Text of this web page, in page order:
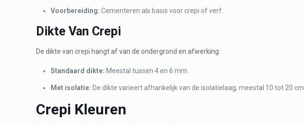
Voorbereiding: Cementeren als basis voor crepi of verf.
Dikte Van Crepi
De dikte van crepi hangt af van de ondergrond en afwerking:
Standaard dikte: Meestal tussen 4 en 6 mm.
Met isolatie: De dikte varieert afhankelijk van de isolatielaag, meestal 10 tot 20 cm.
Crepi Kleuren